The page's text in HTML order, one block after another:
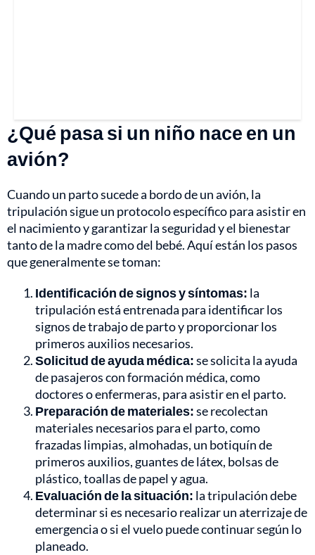
¿Qué pasa si un niño nace en un
avión?
Cuando un parto sucede a bordo de un avión, la
tripulación sigue un protocolo específico para asistir en
el nacimiento y garantizar la seguridad y el bienestar
tanto de la madre como del bebé. Aquí están los pasos
que generalmente se toman:
Identificación de signos y síntomas: la
tripulación está entrenada para identificar los
signos de trabajo de parto y proporcionar los
primeros auxilios necesarios.
Solicitud de ayuda médica:se solicita la ayuda
de pasajeros con formación médica, como
doctores o enfermeras, para asistir en el parto.
Preparación de materiales:se recolectan
materiales necesarios para el parto, como
frazadas limpias, almohadas, un botiquín de
primeros auxilios, guantes de látex, bolsas de
plástico, toallas de papel y agua.
Evaluación de la situación: la tripulación debe
determinar si es necesario realizar un aterrizaje de
emergencia o si el vuelo puede continuar según lo
planeado.